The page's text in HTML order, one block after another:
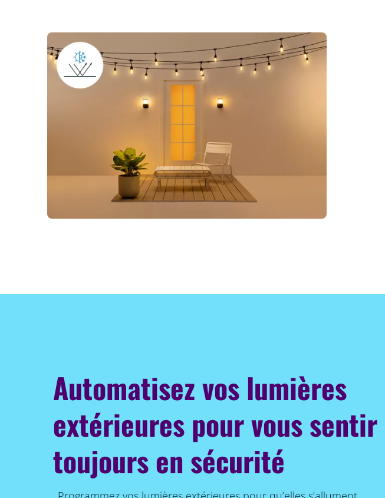
Automatisez vos lumières
extérieures pour vous sentir
toujours en sécurité